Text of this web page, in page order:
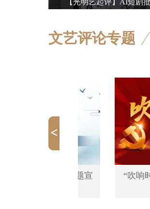
【光明艺起评】AI短剧批
文艺评论专题
国·四海文心”主题宣
“吹响时